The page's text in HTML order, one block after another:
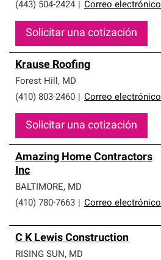
(443) 504-2424 Correo electrónico
Solicitar una cotización
Krause Roofing
Forest Hill, MD
(410) 803-2460
Correo electrónico
Solicitar una cotización
Amazing Home Contractors
Inc
BALTIMORE, MD
(410) 780-7663
Correo electrónico
C K Lewis Construction
RISING SUN, MD